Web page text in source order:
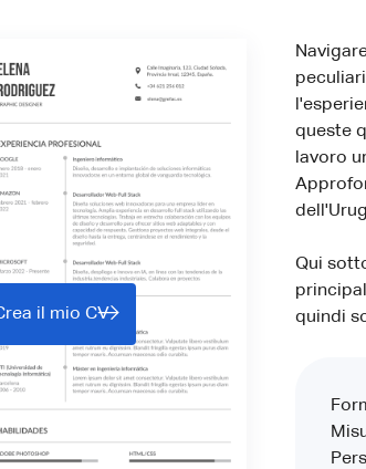
il mio CV
queste
lavoro
Qui
quindi